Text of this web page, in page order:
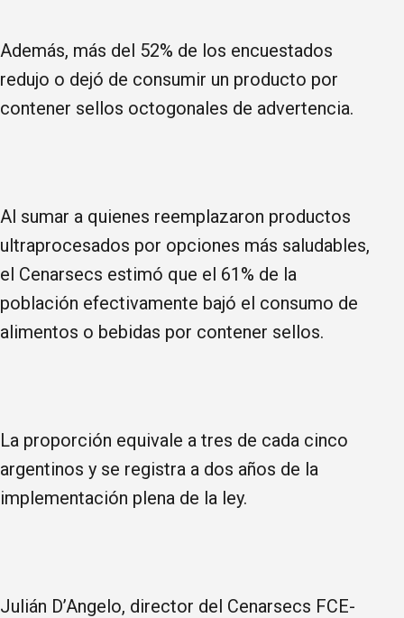
Además, más del 52% de los encuestados
redujo o dejó de consumir un producto por
contener sellos octogonales de advertencia.
Al sumar a quienes reemplazaron productos
ultraprocesados por opciones más saludables,
el Cenarsecs estimó que el 61% de la
población efectivamente bajó el consumo de
alimentos o bebidas por contener sellos.
La proporción equivale a tres de cada cinco
argentinos y se registra a dos años de la
implementación plena de la ley.
Julián D’Angelo, director del Cenarsecs FCE-